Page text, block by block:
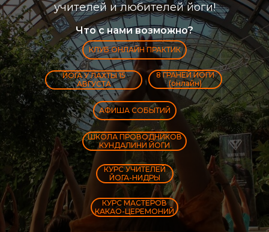
учителей и любителей йоги!
Что с нами возможно?
ШКОЛА ПРОВОДНИКОВ
КУНДАЛИНИ ЙОГИ
КЛУБ ОНЛАЙН ПРАКТИК
КУРС МАСТЕРОВ
КАКАО-ЦЕРЕМОНИЙ
АФИША СОБЫТИЙ
ЙОГА У ЛАХТЫ 15
АВГУСТА
8 ГРАНЕЙ ЙОГИ
(онлайн)
КУРС УЧИТЕЛЕЙ
ЙОГА-НИДРЫ